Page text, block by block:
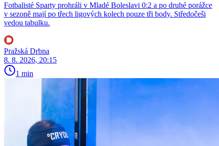
Fotbalisté Sparty prohráli v Mladé Boleslavi 0:2 a po druhé porážce
v sezoně mají po třech ligových kolech pouze tři body. Středočeši
vedou tabulku.
Pražská Drbna
8. 8. 2026, 20:15
1 min